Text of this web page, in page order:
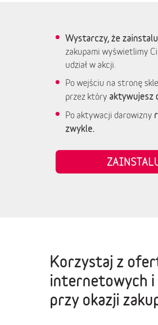
Wystarczy, że
zakupami wyświetlimy
udział w akcji.
Po wejściu na stronę
przez który aktywujesz
Po aktywacji darowizny
zwykle.
Korzystaj z
internetowych i
przy okazji